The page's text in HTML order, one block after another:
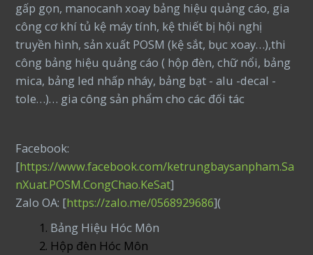
gấp gọn, manocanh xoay bảng hiệu quảng cáo, gia
công cơ khí tủ kệ máy tính, kệ thiết bị hội nghị
truyền hình, sản xuất POSM (kệ sắt, bục xoay…),thi
công bảng hiệu quảng cáo ( hộp đèn, chữ nổi, bảng
mica, bảng led nhấp nháy, bảng bạt - alu -decal -
tole…)… gia công sản phẩm cho các đối tác
Facebook:
[https://www.facebook.com/ketrungbaysanpham.Sa
nXuat.POSM.CongChao.KeSat]
Zalo OA: [https://zalo.me/0568929686](
Bảng Hiệu Hóc Môn
Hộp đèn Hóc Môn